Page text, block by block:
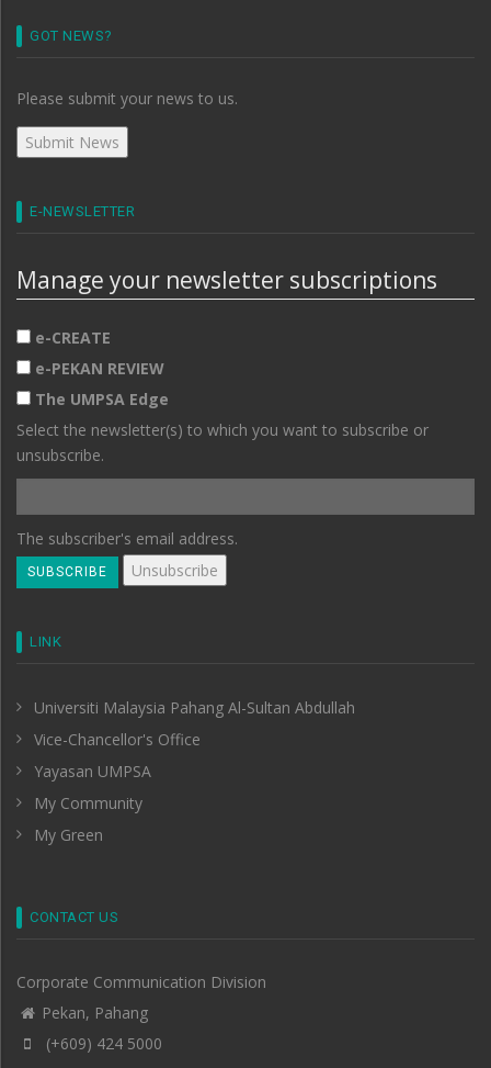
GOT NEWS?
Please submit your news to us.
E-NEWSLETTER
Manage your newsletter subscriptions
e-CREATE
e-PEKAN REVIEW
The UMPSA Edge
Select the newsletter(s) to which you want to subscribe or
unsubscribe.
The subscriber's email address.
LINK
Universiti Malaysia Pahang Al-Sultan Abdullah
Vice-Chancellor's Office
Yayasan UMPSA
My Community
My Green
CONTACT US
Corporate Communication Division
Pekan, Pahang
(+609) 424 5000